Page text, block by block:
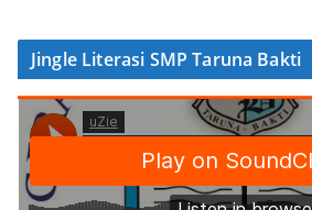
Jingle Literasi SMP Taruna Bakti